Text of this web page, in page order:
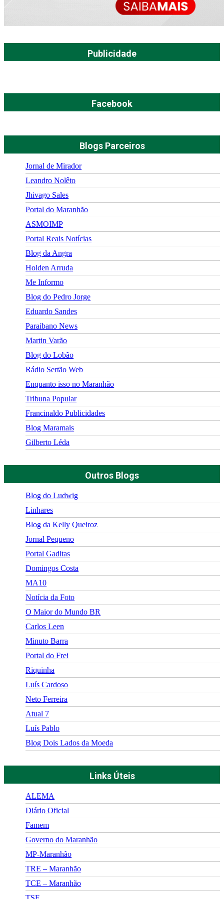
Publicidade
Facebook
Blogs Parceiros
Jornal de Mirador
Leandro Nolêto
Jhivago Sales
Portal do Maranhão
ASMOIMP
Portal Reais Notí­cias
Blog da Angra
Holden Arruda
Me Informo
Blog do Pedro Jorge
Eduardo Sandes
Paraibano News
Martin Varão
Blog do Lobão
Rádio Sertão Web
Enquanto isso no Maranhão
Tribuna Popular
Francinaldo Publicidades
Blog Maramais
Gilberto Léda
Outros Blogs
Blog do Ludwig
Linhares
Blog da Kelly Queiroz
Jornal Pequeno
Portal Gaditas
Domingos Costa
MA10
Notícia da Foto
O Maior do Mundo BR
Carlos Leen
Minuto Barra
Portal do Frei
Riquinha
Luís Cardoso
Neto Ferreira
Atual 7
Luís Pablo
Blog Dois Lados da Moeda
Links Úteis
ALEMA
Diário Oficial
Famem
Governo do Maranhão
MP-Maranhão
TRE – Maranhão
TCE – Maranhão